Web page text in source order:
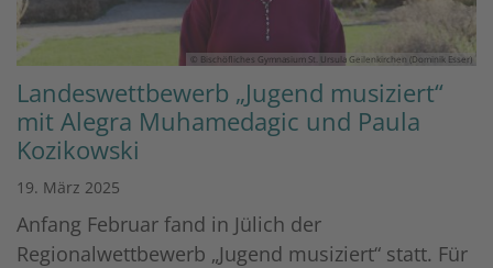
© Bischöfliches Gymnasium St. Ursula Geilenkirchen (Dominik Esser)
Landeswettbewerb „Jugend musiziert“
mit Alegra Muhamedagic und Paula
Kozikowski
19. März 2025
Anfang Februar fand in Jülich der
Regionalwettbewerb „Jugend musiziert“ statt. Für